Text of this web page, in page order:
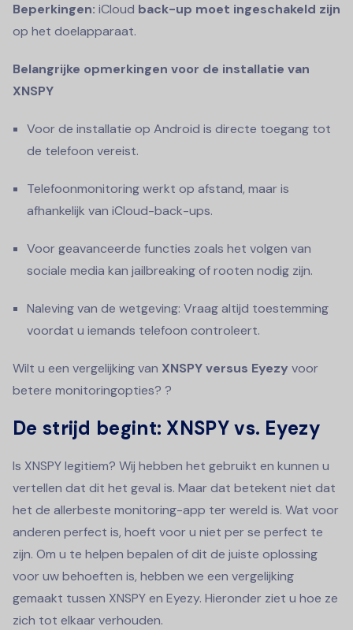
Beperkingen: iCloud back-up moet ingeschakeld zijn
op het doelapparaat.
Belangrijke opmerkingen voor de installatie van
XNSPY
Voor de installatie op Android is directe toegang tot
de telefoon vereist.
Telefoonmonitoring werkt op afstand, maar is
afhankelijk van iCloud-back-ups.
Voor geavanceerde functies zoals het volgen van
sociale media kan jailbreaking of rooten nodig zijn.
Naleving van de wetgeving: Vraag altijd toestemming
voordat u iemands telefoon controleert.
Wilt u een vergelijking van XNSPY versus Eyezy voor
betere monitoringopties? ?
De strijd begint: XNSPY vs. Eyezy
Is XNSPY legitiem? Wij hebben het gebruikt en kunnen u
vertellen dat dit het geval is. Maar dat betekent niet dat
het de allerbeste monitoring-app ter wereld is. Wat voor
anderen perfect is, hoeft voor u niet per se perfect te
zijn. Om u te helpen bepalen of dit de juiste oplossing
voor uw behoeften is, hebben we een vergelijking
gemaakt tussen XNSPY en Eyezy. Hieronder ziet u hoe ze
zich tot elkaar verhouden.